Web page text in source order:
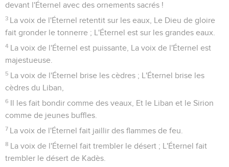
devant l'Éternel avec des ornements sacrés !
3 La voix de l'Éternel retentit sur les eaux, Le Dieu de gloire
fait gronder le tonnerre ; L'Éternel est sur les grandes eaux.
4 La voix de l'Éternel est puissante, La voix de l'Éternel est
majestueuse.
5 La voix de l'Éternel brise les cèdres ; L'Éternel brise les
cèdres du Liban,
6 Il les fait bondir comme des veaux, Et le Liban et le Sirion
comme de jeunes buffles.
7 La voix de l'Éternel fait jaillir des flammes de feu.
8 La voix de l'Éternel fait trembler le désert ; L'Éternel fait
trembler le désert de Kadès.